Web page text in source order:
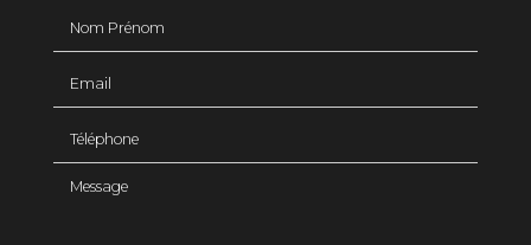
Message